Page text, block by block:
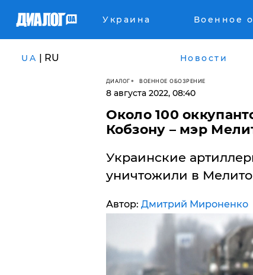
Украина Военное
UA | RU Новости
ДИАЛОГ ВОЕННОЕ ОБОЗРЕНИЕ
8 августа 2022, 08:40
​Около 100
Кобзону – мэр
Украинские
уничтожили в
Автор: Дмитрий Мироненко